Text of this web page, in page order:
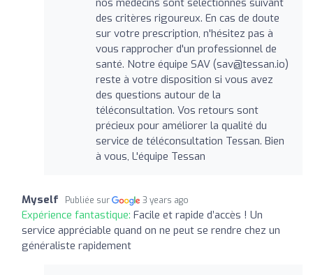
des critères rigoureux. En cas de doute
sur votre prescription, n'hésitez pas à
vous rapprocher d'un professionnel de
santé. Notre équipe SAV (sav@tessan.io)
reste à votre disposition si vous avez
des questions autour de la
téléconsultation. Vos retours sont
précieux pour améliorer la qualité du
service de téléconsultation Tessan. Bien
à vous, L'équipe Tessan
Myself Publiée sur 3 years ago
Expérience fantastique: Facile et rapide d’accès ! Un
service appréciable quand on ne peut se rendre chez un
généraliste rapidement